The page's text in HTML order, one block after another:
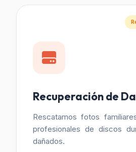
Recuperación de
Rescatamos fotos
profesionales de discos
dañados.